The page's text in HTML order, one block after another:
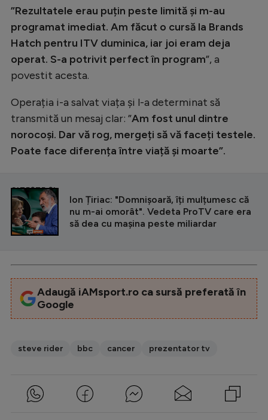
”Rezultatele erau puțin peste limită și m-au
programat imediat. Am făcut o cursă la Brands
Hatch pentru ITV duminica, iar joi eram deja
operat. S-a potrivit perfect în program”, a
povestit acesta.
Operația i-a salvat viața și l-a determinat să
transmită un mesaj clar: ”Am fost unul dintre
norocoși. Dar vă rog, mergeți să vă faceți testele.
Poate face diferența între viață și moarte”.
CITEȘTE ȘI
Ion Țiriac: "Domnișoară, îți mulțumesc că
nu m-ai omorât". Vedeta ProTV care era
să dea cu mașina peste miliardar
Adaugă iAMsport.ro ca sursă preferată în
Google
steve rider bbc cancer prezentator tv